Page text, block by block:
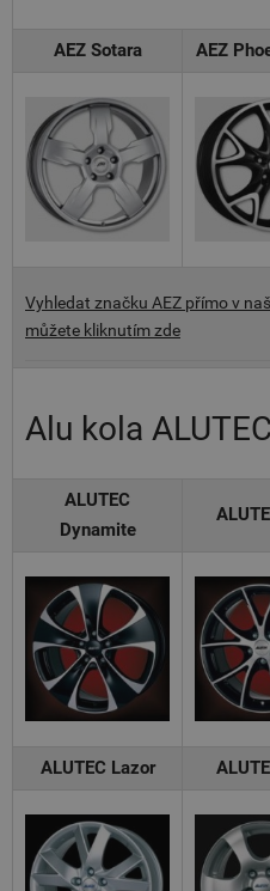
AEZ Sotara AEZ
Vyhledat značku AEZ přímo v
můžete kliknutím zde
Alu kola ALUTEC
ALUTEC
Dynamite
ALUTEC Lazor